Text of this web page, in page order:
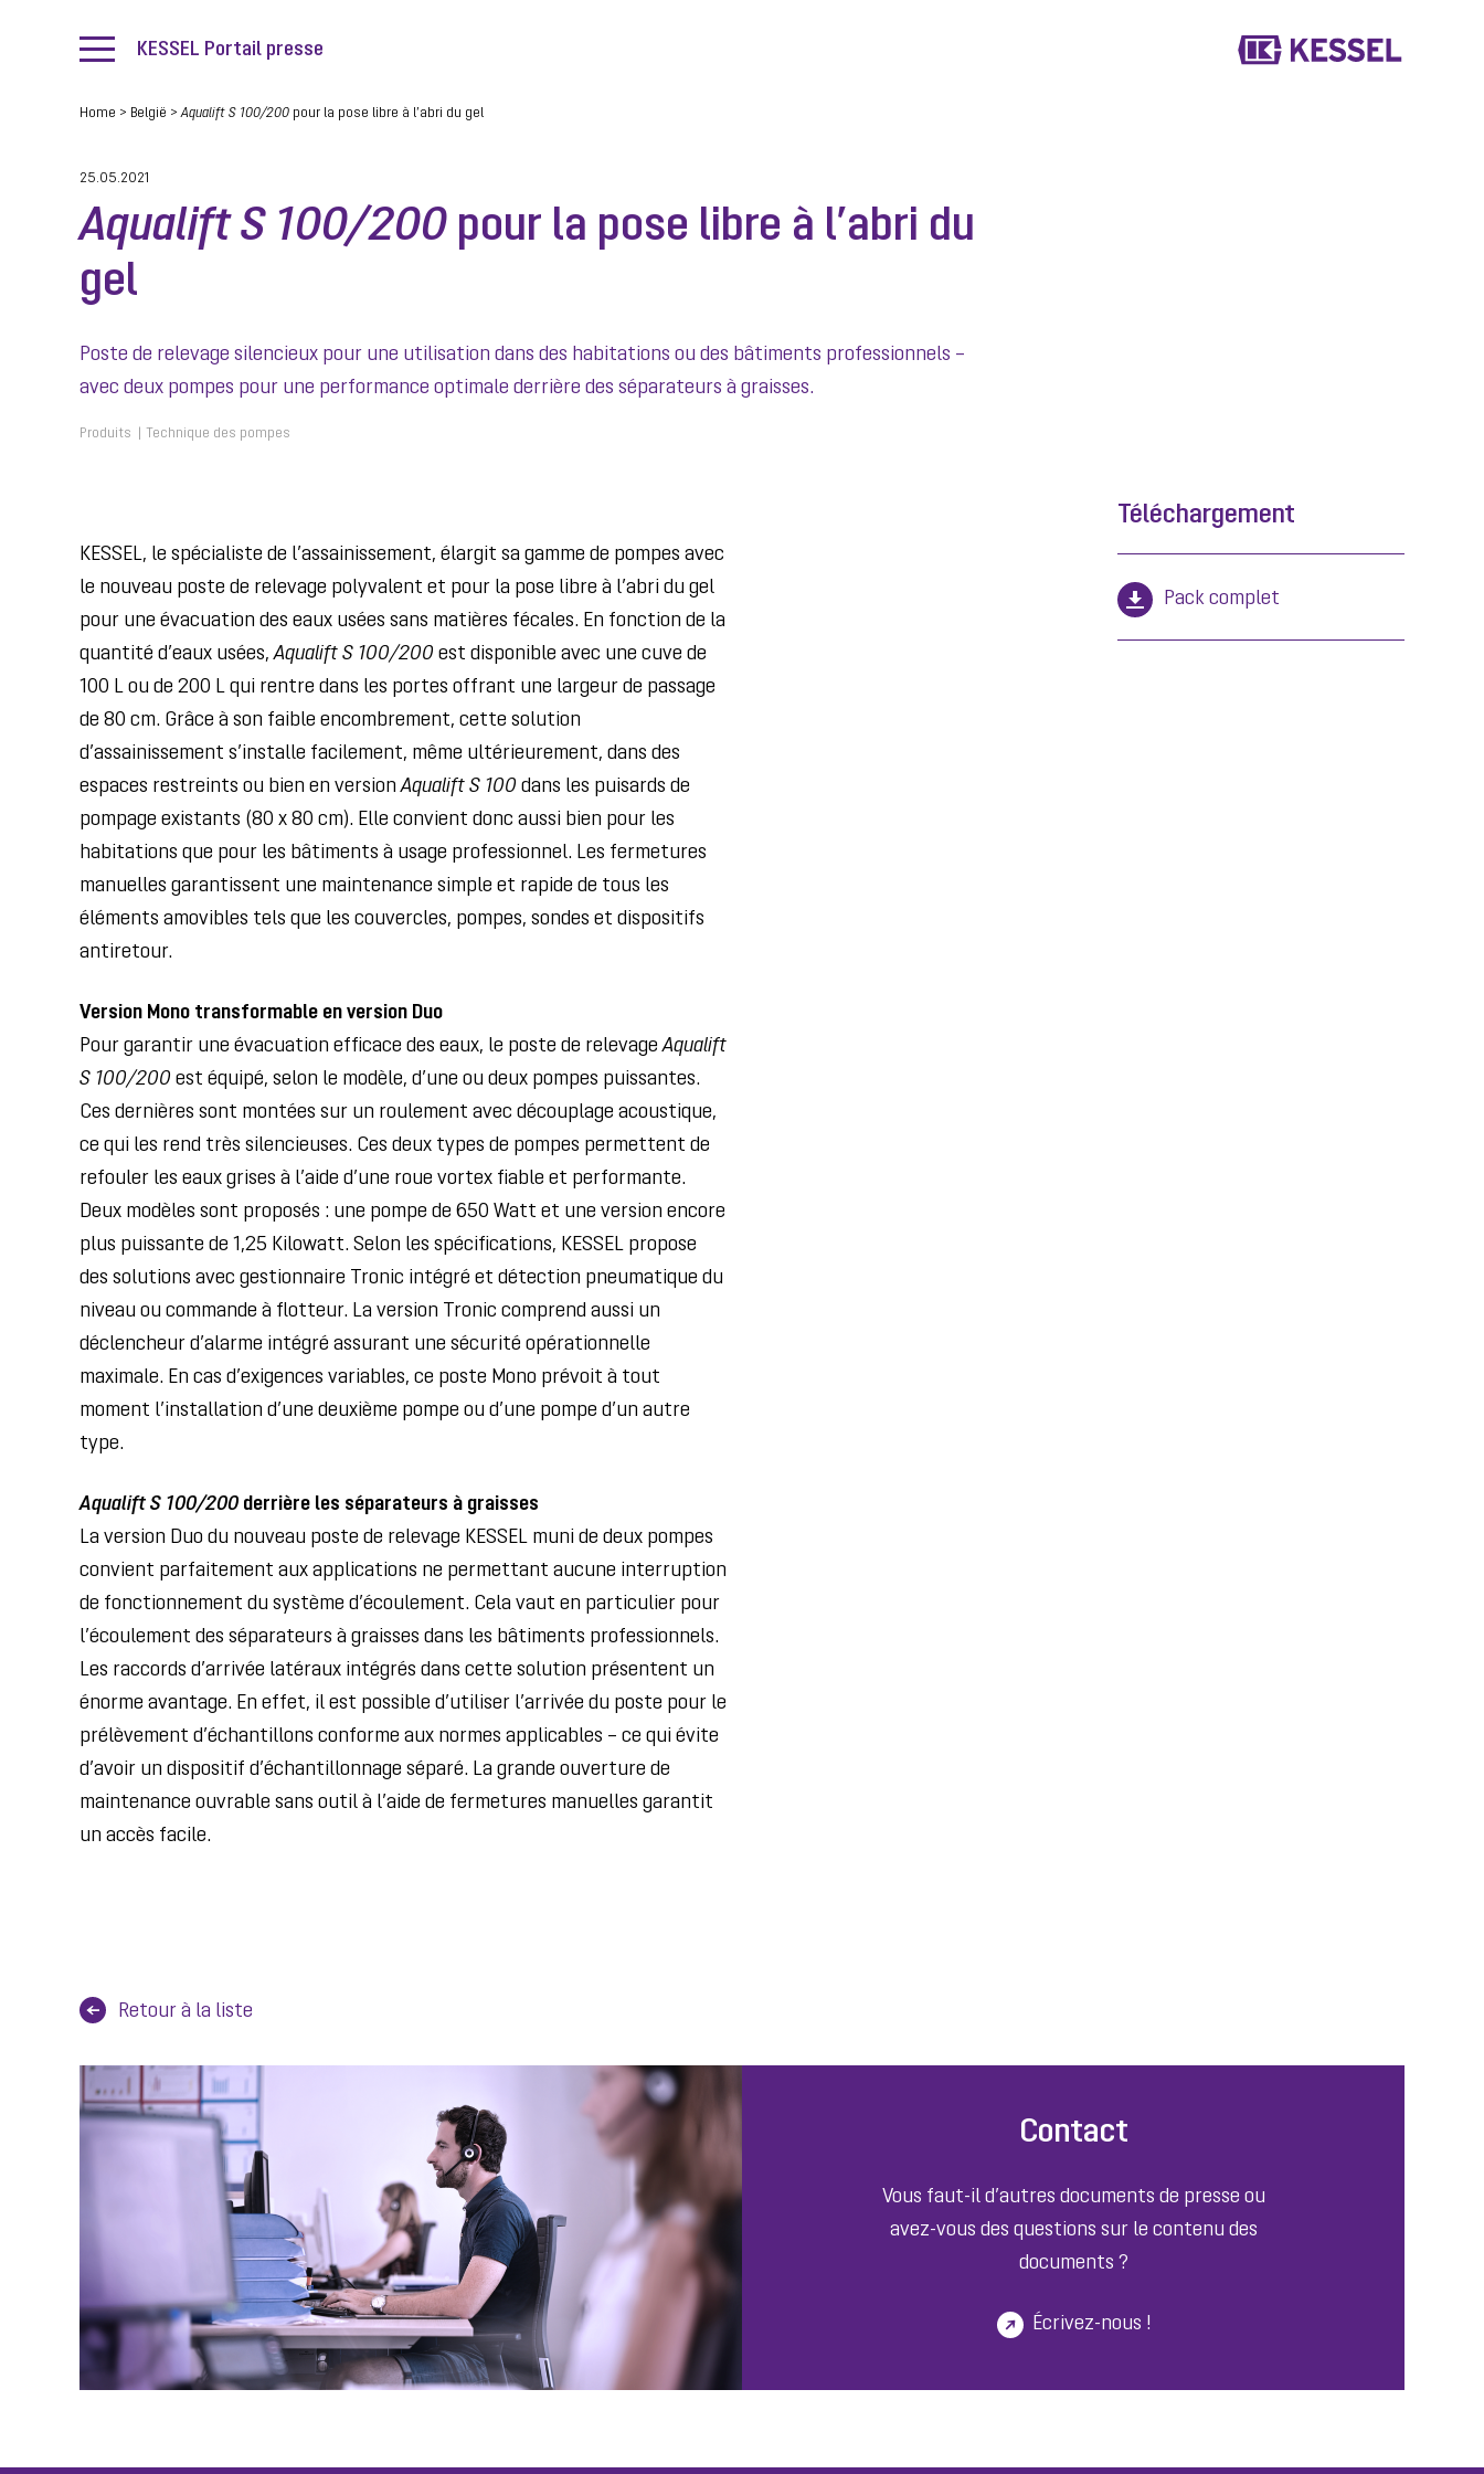
KESSEL Portail presse
Home > België >Aqualift S 100/200 pour la pose libre à l’abri du gel
25.05.2021
Aqualift S 100/200 pour la pose libre à l’abri du
gel
Poste de relevage silencieux pour une utilisation dans des habitations ou des bâtiments professionnels –
avec deux pompes pour une performance optimale derrière des séparateurs à graisses.
Produits Technique des pompes
KESSEL, le spécialiste de l’assainissement, élargit sa gamme de pompes avec
le nouveau poste de relevage polyvalent et pour la pose libre à l’abri du gel
pour une évacuation des eaux usées sans matières fécales. En fonction de la
quantité d’eaux usées,Aqualift S 100/200 est disponible avec une cuve de
100 L ou de 200 L qui rentre dans les portes offrant une largeur de passage
de 80 cm. Grâce à son faible encombrement, cette solution
d’assainissement s’installe facilement, même ultérieurement, dans des
espaces restreints ou bien en versionAqualift S 100 dans les puisards de
pompage existants (80 x 80 cm). Elle convient donc aussi bien pour les
habitations que pour les bâtiments à usage professionnel. Les fermetures
manuelles garantissent une maintenance simple et rapide de tous les
éléments amovibles tels que les couvercles, pompes, sondes et dispositifs
antiretour.
Version Mono transformable en version Duo
Pour garantir une évacuation efficace des eaux, le poste de relevageAqualift
S 100/200 est équipé, selon le modèle, d’une ou deux pompes puissantes.
Ces dernières sont montées sur un roulement avec découplage acoustique,
ce qui les rend très silencieuses. Ces deux types de pompes permettent de
refouler les eaux grises à l’aide d’une roue vortex fiable et performante.
Deux modèles sont proposés : une pompe de 650 Watt et une version encore
plus puissante de 1,25 Kilowatt. Selon les spécifications, KESSEL propose
des solutions avec gestionnaire Tronic intégré et détection pneumatique du
niveau ou commande à flotteur. La version Tronic comprend aussi un
déclencheur d’alarme intégré assurant une sécurité opérationnelle
maximale. En cas d’exigences variables, ce poste Mono prévoit à tout
moment l’installation d’une deuxième pompe ou d’une pompe d’un autre
type.
Aqualift S 100/200 derrière les séparateurs à graisses
La version Duo du nouveau poste de relevage KESSEL muni de deux pompes
convient parfaitement aux applications ne permettant aucune interruption
de fonctionnement du système d’écoulement. Cela vaut en particulier pour
l’écoulement des séparateurs à graisses dans les bâtiments professionnels.
Les raccords d’arrivée latéraux intégrés dans cette solution présentent un
énorme avantage. En effet, il est possible d’utiliser l’arrivée du poste pour le
prélèvement d’échantillons conforme aux normes applicables – ce qui évite
d’avoir un dispositif d’échantillonnage séparé. La grande ouverture de
maintenance ouvrable sans outil à l’aide de fermetures manuelles garantit
un accès facile.
Téléchargement
Pack complet
Retour à la liste
Contact
Vous faut-il d’autres documents de presse ou
avez-vous des questions sur le contenu des
documents ?
Écrivez-nous !